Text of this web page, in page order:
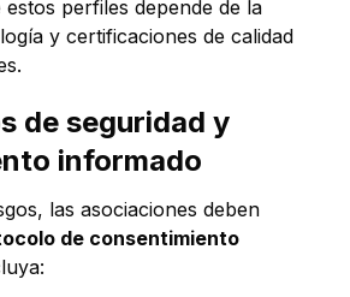
perfiles depende de la
y certificaciones de calidad
de seguridad y
informado
las asociaciones deben
de consentimiento